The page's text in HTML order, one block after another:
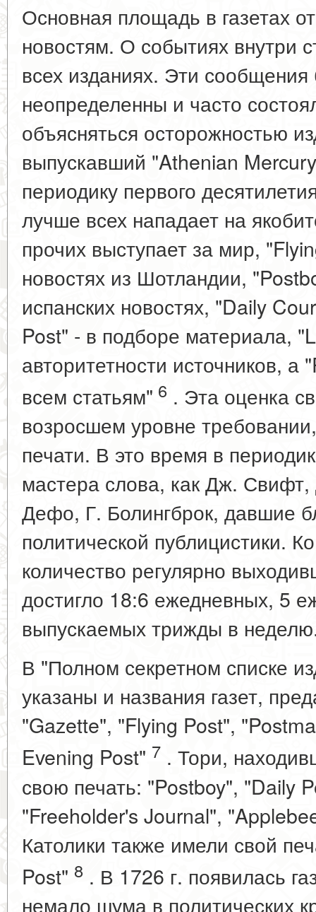
Основная площадь в газетах
новостям. О событиях внутри
всех изданиях. Эти
неопределенны и часто
объясняться осторожностью
выпускавший "Athenian
периодику первого
лучше всех нападает на
прочих выступает за мир,
новостях из Шотландии,
испанских новостях, "Daily
Post" - в подборе материала,
авторитетности источников,
всем статьям" 6 . Эта оценка
возросшем уровне
печати. В это время в
мастера слова, как Дж.
Дефо, Г. Болингброк, давшие
политической публицистики.
количество регулярно
достигло 18:6 ежедневных, 5
выпускаемых трижды в
В "Полном секретном списке
указаны и названия газет,
"Gazette", "Flying Post",
Evening Post" 7 . Тори,
свою печать: "Postboy", "Daily
"Freeholder's Journal",
Католики также имели свой
Post" 8 . В 1726 г. появилась
немало шума в политических